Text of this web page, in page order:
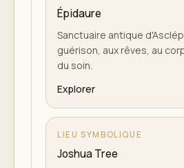
Épidaure
Sanctuaire antique
guérison, aux rêves, au
du soin.
Explorer
LIEU SYMBOLIQUE
Joshua Tree